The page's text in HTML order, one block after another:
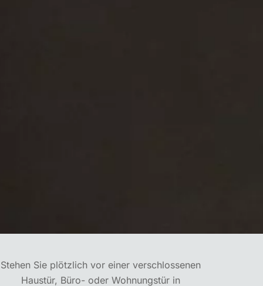
Stehen Sie plötzlich vor einer verschlossenen
Haustür, Büro- oder Wohnungstür in